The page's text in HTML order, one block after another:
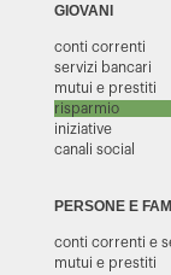
GIOVANI
conti correnti
servizi bancari
mutui e prestiti
risparmio
iniziative
canali social
PERSONE E
conti correnti e
mutui e prestiti